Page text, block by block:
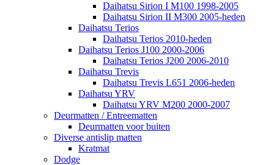
Daihatsu Sirion I M100 1998-2005
Daihatsu Sirion II M300 2005-heden
Daihatsu Terios
Daihatsu Terios 2010-heden
Daihatsu Terios J100 2000-2006
Daihatsu Terios J200 2006-2010
Daihatsu Trevis
Daihatsu Trevis L651 2006-heden
Daihatsu YRV
Daihatsu YRV M200 2000-2007
Deurmatten / Entreematten
Deurmatten voor buiten
Diverse antislip matten
Kratmat
Dodge